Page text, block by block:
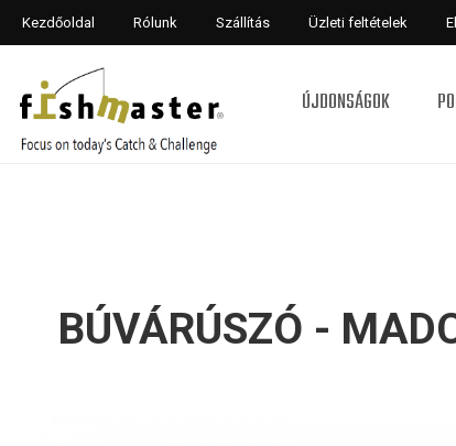
Kezdőoldal Rólunk Szállítás Üzleti feltételek
ÚJDONSÁGOK
BÚVÁRÚSZÓ -